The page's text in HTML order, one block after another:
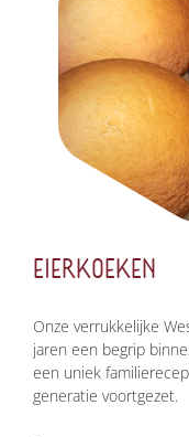
EIERKOEKEN
Onze verrukkelijke
jaren een begrip
een uniek
generatie voortgezet.